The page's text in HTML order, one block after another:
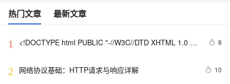
热门文章 最新文章
1
<!DOCTYPE html PUBLIC "-//W3C//DTD XHTML 1.0
"http://www.w3.org/TR/xhtml1/DTD/xhtml1-strict.dtd">
8
2 网络协议基础：HTTP请求与响应详解 10